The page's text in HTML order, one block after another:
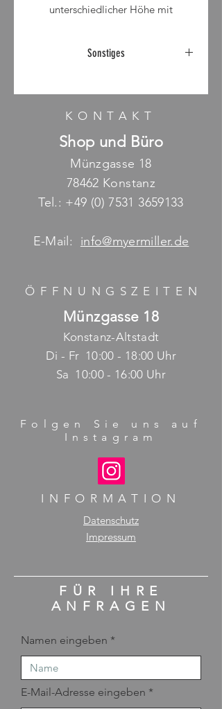
unterschiedlicher Höhe mit
Rialto von Riva1920
Breite 64,8 cm - Tiefe 46,3 cm
- Höhe 138,5 cm
Sonstiges
Mehrwertsteuer, Lieferung auf
KONTAKT
Shop und Büro
Münzgasse 18
78462 Konstanz
Tel.: +49 (0) 7531 3659133
E-Mail: info@myermiller.de
ÖFFNUNGSZEITE N
Münzgasse 18
Konstanz-Altstadt
Di - Fr 10:00 - 18:00 Uhr
Sa 10:00 - 16:00 Uhr
Folgen Sie uns auf
Instagram
INFORMATION
Datenschutz
Impressum
FÜR IHRE
ANFRAGEN
Namen eingeben
E-Mail-Adresse eingeben